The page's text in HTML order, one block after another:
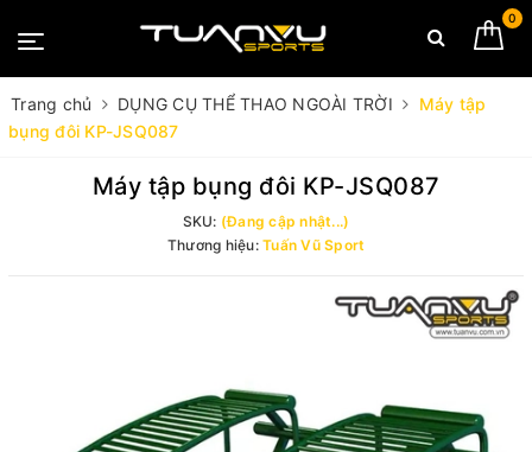
0
Trang chủ DỤNG CỤ THỂ THAO NGOÀI TRỜI
Máy tập
bụng đôi KP-JSQ087
Máy tập bụng đôi KP-JSQ087
SKU: (Đang cập nhật...)
Thương hiệu: Tuấn Vũ Sport